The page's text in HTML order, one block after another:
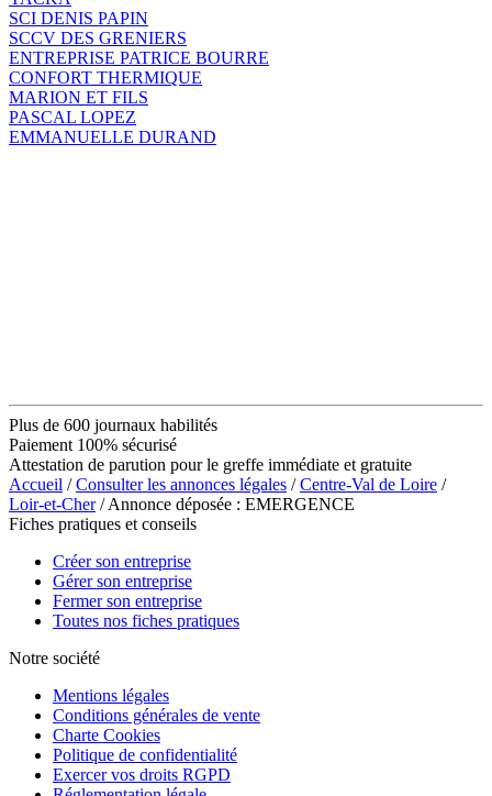
SCI DENIS PAPIN
SCCV DES GRENIERS
ENTREPRISE PATRICE BOURRE
CONFORT THERMIQUE
MARION ET FILS
PASCAL LOPEZ
EMMANUELLE DURAND
Plus de 600 journaux habilités
Paiement 100% sécurisé
Attestation de parution pour le greffe immédiate et gratuite
Accueil /Consulter les annonces légales /Centre-Val de Loire /
Loir-et-Cher/ Annonce déposée : EMERGENCE
Fiches pratiques et conseils
Créer son entreprise
Gérer son entreprise
Fermer son entreprise
Toutes nos fiches pratiques
Notre société
Mentions légales
Conditions générales de vente
Charte Cookies
Politique de confidentialité
Exercer vos droits RGPD